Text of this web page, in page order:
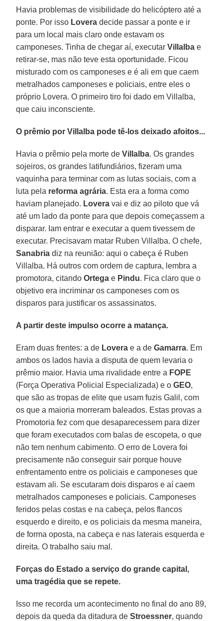
Havia problemas de visibilidade do helicóptero até a
ponte. Por isso Lovera decide passar a ponte e ir
para um local mais claro onde estavam os
camponeses. Tinha de chegar aí, executarVillalba e
retirar-se, mas não teve esta oportunidade. Ficou
misturado com os camponeses e é ali em que caem
metralhados camponeses e policiais, entre eles o
próprio Lovera. O primeiro tiro foi dado em Villalba,
que caiu inconsciente.
O prêmio por Villalba pode tê-los deixado afoitos...
Havia o prêmio pela morte deVillalba. Os grandes
sojeiros, os grandes latifundiários, fizeram uma
vaquinha para terminar com as lutas sociais, com a
luta pela reforma agrária. Esta era a forma como
haviam planejado. Lovera vai e diz ao piloto que vá
até um lado da ponte para que depois começassem a
disparar. Iam entrar e executar a quem tivessem de
executar. Precisavam matar Ruben Villalba. O chefe,
Sanabria diz na reunião: aqui o cabeça é Ruben
Villalba. Há outros com ordem de captura, lembra a
promotora, citandoOrtega e Pindu. Fica claro que o
objetivo era incriminar os camponeses com os
disparos para justificar os assassinatos.
A partir deste impulso ocorre a matança.
Eram duas frentes: a de Lovera e a deGamarra. Em
ambos os lados havia a disputa de quem levaria o
prêmio maior. Havia uma rivalidade entre a FOPE
(Força Operativa Policial Especializada) e oGEO,
que são as tropas de elite que usam fuzis Galil, com
os que a maioria morreram baleados. Estas provas a
Promotoria fez com que desaparecessem para dizer
que foram executados com balas de escopeta, o que
não tem nenhum cabimento. O erro de Lovera foi
precisamente não conseguir sair porque houve
enfrentamento entre os policiais e camponeses que
estavam ali. Se escutaram dois disparos e aí caem
metralhados camponeses e policiais. Camponeses
feridos pelas costas e na cabeça, pelos flancos
esquerdo e direito, e os policiais da mesma maneira,
de forma oposta, na cabeça e nas laterais esquerda e
direita. O trabalho saiu mal.
Forças do Estado a serviço do grande capital,
uma tragédia que se repete.
Isso me recorda um acontecimento no final do ano 89,
depois da queda da ditadura deStroessner, quando